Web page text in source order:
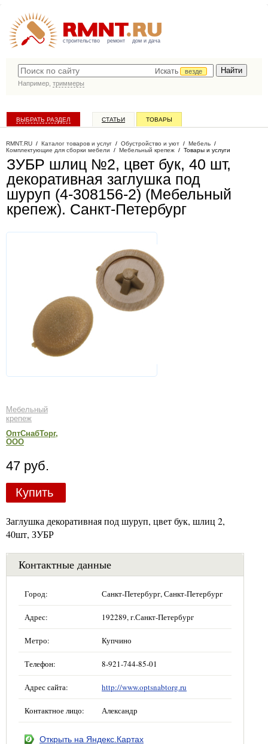
строительство ремонт дом и дача
Искать
везде
Например, триммеры
ВЫБРАТЬ РАЗДЕЛ СТАТЬИ ТОВАРЫ
RMNT.RU / Каталог товаров и услуг / Обустройство и уют / Мебель /
Комплектующие для сборки мебели / Мебельный крепеж / Товары и услуги
ЗУБР шлиц №2, цвет бук, 40 шт,
декоративная заглушка под
шуруп (4-308156-2) (Мебельный
крепеж). Санкт-Петербург
Мебельный
крепеж
ОптСнабТорг,
ООО
47 руб.
Купить
Заглушка декоративная под шуруп, цвет бук, шлиц 2,
40шт, ЗУБР
Контактные данные
Город: Санкт-Петербург, Санкт-Петербург
Адрес: 192289, г.Санкт-Петербург
Метро: Купчино
Телефон: 8-921-744-85-01
Адрес сайта: http://www.optsnabtorg.ru
Контактное лицо: Александр
Открыть на Яндекс.Картах